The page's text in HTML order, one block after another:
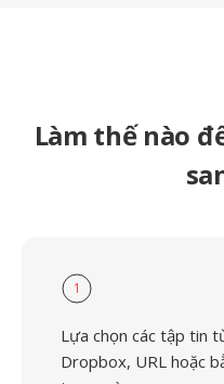
Làm thế nào
1
Lựa chọn các tập tin
Dropbox, URL hoặc